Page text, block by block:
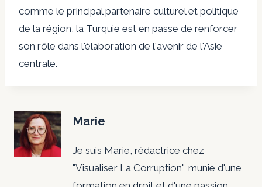
comme le principal partenaire culturel et politique
de la région, la Turquie est en passe de renforcer
son rôle dans l'élaboration de l'avenir de l'Asie
centrale.
Marie
Je suis Marie, rédactrice chez
"Visualiser La Corruption", munie d'une